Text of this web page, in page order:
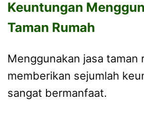
Keuntungan
Taman Rumah
Menggunakan jasa taman
memberikan sejumlah
sangat bermanfaat.